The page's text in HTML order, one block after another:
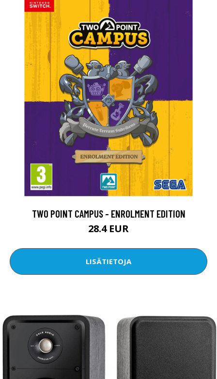
TWO POINT CAMPUS - ENROLMENT EDITION
28.4 EUR
LISÄTIETOJA